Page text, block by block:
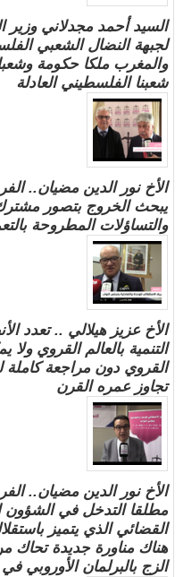
السيد أحمد مجدلاني وزير
لجبهة النضال الشعبي
والمغرب ملكا حكومة
شعبنا الفلسطيني العادلة
الأخ نور الدين مضيان..
يبحث الخروج بتصور مشترك
والتساؤلات المطروحة
الأخ عزيز هيلالي .. تعدد
التنمية بالعالم القروي
القروي دون مراجعة كاملة
تجاوز عمره القرن
الأخ نور الدين مضيان..
مطلقا التدخل في الشؤون
القضائي الذي يتميز
هناك مناورة جديدة تحاك
الزج بالبرلمان الأوروبي